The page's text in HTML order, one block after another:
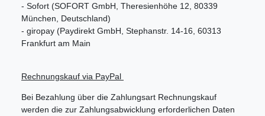
- Sofort (SOFORT GmbH, Theresienhöhe 12, 80339
München, Deutschland)
- giropay (Paydirekt GmbH, Stephanstr. 14-16, 60313
Frankfurt am Main
Rechnungskauf via PayPal
Bei Bezahlung über die Zahlungsart Rechnungskauf
werden die zur Zahlungsabwicklung erforderlichen Daten